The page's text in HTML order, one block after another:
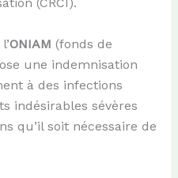
ONIAM (fonds de
une indemnisation
à des infections
indésirables sévères
qu’il soit nécessaire de